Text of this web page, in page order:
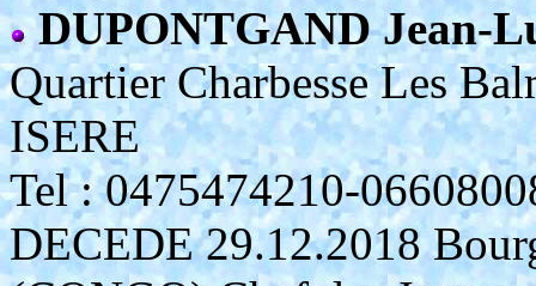
DUPONTGAND Jean-
Quartier Charbesse Les
ISERE
Tel : 0475474210-
DECEDE 29.12.2018